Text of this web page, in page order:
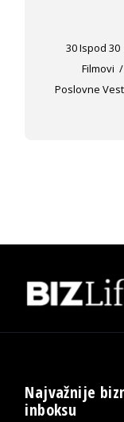
30 Ispod 30
Filmovi
Poslovne
Najvažnije
inboksu